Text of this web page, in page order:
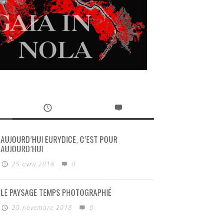
AUJOURD’HUI EURYDICE, C’EST POUR
AUJOURD’HUI
25 avril 2018 0
LE PAYSAGE TEMPS PHOTOGRAPHIÉ
20 novembre 2018 0